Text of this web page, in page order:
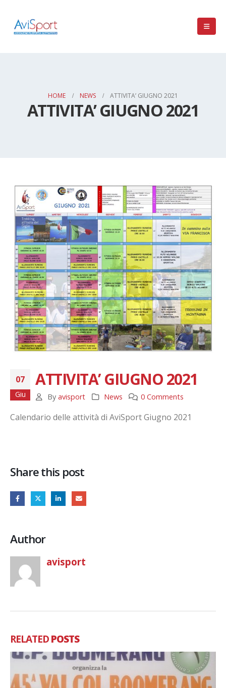
HOME NEWS ATTIVITA’ GIUGNO 2021
ATTIVITA’ GIUGNO 2021
07
Giu
ATTIVITA’ GIUGNO 2021
By avisport News 0 Comments
Calendario delle attività di AviSport Giugno 2021
Share this post
Author
avisport
RELATEDPOSTS